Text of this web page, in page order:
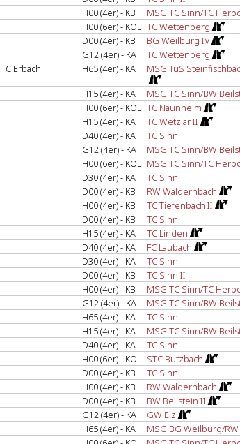
H00 (4er) - KB
MSG TC Sinn/TC
H00 (6er) - KOL TC Wettenberg
D00 (4er) - KB
BG Weilburg IV
G12 (4er) - KA
TC Wettenberg
TC Erbach H65 (4er) - KA MSG TuS
H15 (4er) - KA MSG TC Sinn/BW
H00 (6er) - KOL TC Naunheim
H15 (4er) - KA TC Wetzlar II
D40 (4er) - KA TC Sinn
G12 (4er) - KA MSG TC Sinn/BW
H00 (6er) - KOL MSG TC Sinn/TC
D30 (4er) - KA
TC Sinn
D00 (4er) - KB
RW Waldernbach
H00 (4er) - KB
TC Tiefenbach II
D00 (4er) - KB TC Sinn
H15 (4er) - KA TC Linden
D40 (4er) - KA FC Laubach
D30 (4er) - KA TC Sinn
D00 (4er) - KB
TC Sinn II
H00 (4er) - KB
MSG TC Sinn/TC
G12 (4er) - KA MSG TC Sinn/BW
H65 (4er) - KA TC Sinn
H15 (4er) - KA MSG TC Sinn/BW
D40 (4er) - KA TC Sinn
H00 (6er) - KOL STC Butzbach
D00 (4er) - KB
TC Sinn
H00 (4er) - KB
RW Waldernbach
D00 (4er) - KB BW Beilstein II
G12 (4er) - KA
GW Elz
H65 (4er) - KA MSG BG Weilburg/